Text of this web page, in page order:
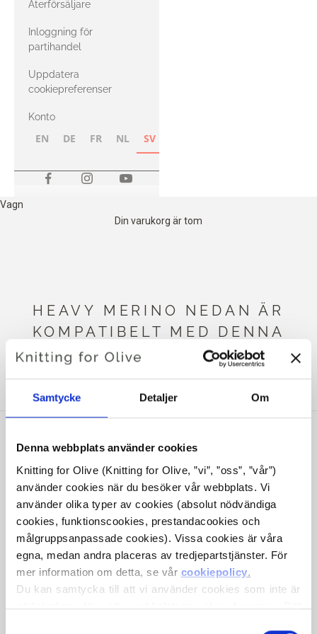
Samtycke Detaljer Om
Denna webbplats använder cookies
Knitting for Olive (Knitting for Olive, ”vi”, ”oss”, ”vår”)
använder cookies när du besöker vår webbplats. Vi
använder olika typer av cookies (absolut nödvändiga
cookies, funktionscookies, prestandacookies och
målgruppsanpassade cookies). Vissa cookies är våra
egna, medan andra placeras av tredjepartstjänster. För
mer information om detta, se vår cookiepolicy.
Du kan samtycka till att vi använder cookies som inte är
nödvändiga för att webbplatsen ska fungera. Ditt
med Heavy
Merino
Återförsäljare
Inloggning för
partihandel
Uppdatera
cookiepreferenser
Konto
EN DE FR NL SV
Vagn
Din varukorg är tom
HEAVY MERINO NEDAN ÄR
KOMPATIBELT MED DENNA
KOMPATIBLA COMPATIBLE
CASHMERE
KNITTING FOR OLIVE
KNITTING FOR OLIVE